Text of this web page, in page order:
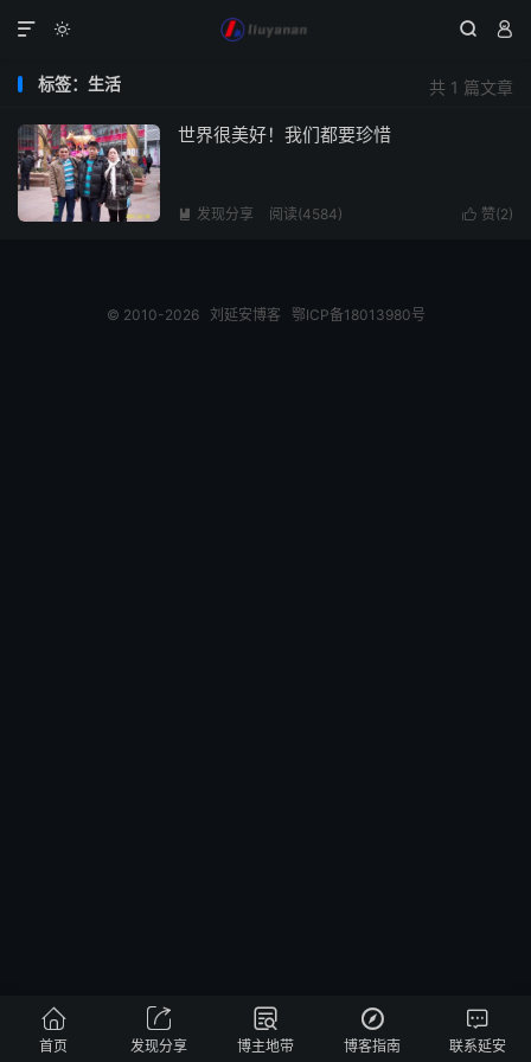
  

共 1 篇文章
标签：生活
世界很美好！我们都要珍惜
 赞(2)
 发现分享 阅读(4584)
© 2010-2026 刘延安博客 鄂ICP备18013980号

首页

发现分享

博主地带

博客指南

联系延安